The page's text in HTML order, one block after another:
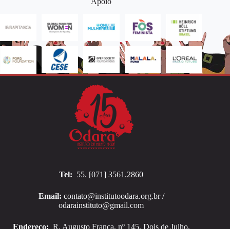
Tel: 55. [071] 3561.2860
Email: contato@institutoodara.org.br /
odarainstituto@gmail.com
Endereço: R. Augusto França, nº 145, Dois de Julho,